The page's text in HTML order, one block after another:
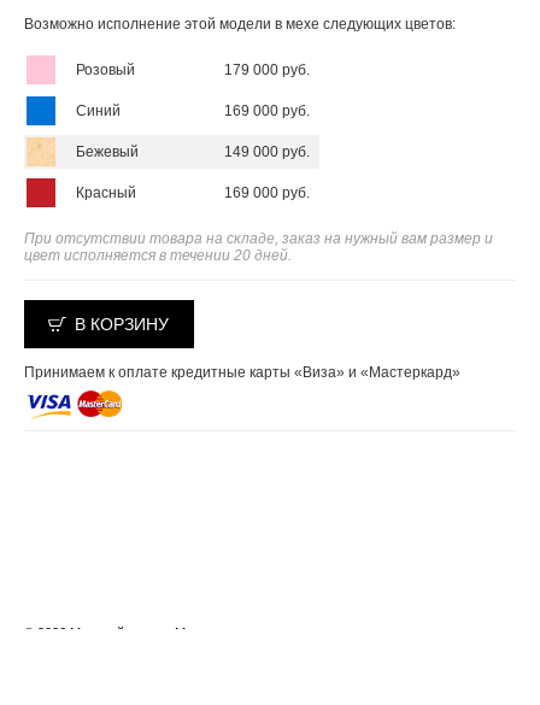
Возможно исполнение этой модели в мехе следующих цветов:
Розовый 179 000 руб.
Синий 169 000 руб.
Бежевый 149 000 руб.
Красный 169 000 руб.
При отсутствии товара на складе, заказ на нужный вам размер и
цвет исполняется в течении 20 дней.
В КОРЗИНУ
Принимаем к оплате кредитные карты «Виза» и «Мастеркард»
© 2026 Меховой салон «Мехград»